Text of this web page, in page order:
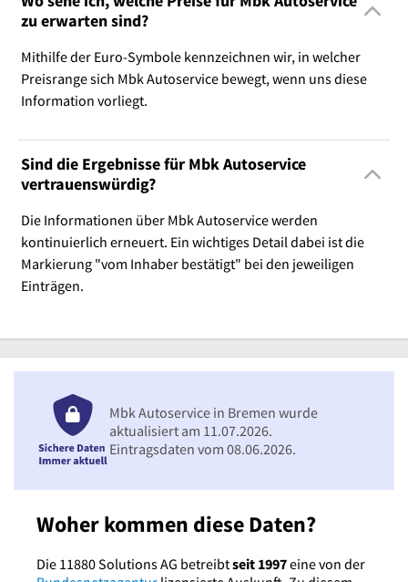
zu erwarten sind?
Mithilfe der Euro-Symbole kennzeichnen wir, in welcher
Preisrange sich Mbk Autoservice bewegt, wenn uns diese
Information vorliegt.
Sind die Ergebnisse für Mbk Autoservice
vertrauenswürdig?
Die Informationen über Mbk Autoservice werden
kontinuierlich erneuert. Ein wichtiges Detail dabei ist die
Markierung "vom Inhaber bestätigt" bei den jeweiligen
Einträgen.
Woher kommen diese Daten?
Die 11880 Solutions AG betreibtseit 1997eine von der
Mbk Autoservice in Bremen wurde
aktualisiert am 11.07.2026.
Eintragsdaten vom 08.06.2026.